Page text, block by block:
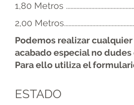
1,80 Metros
2,00
Podemos realizar
acabado especial no
Para ello utiliza el
ESTADO